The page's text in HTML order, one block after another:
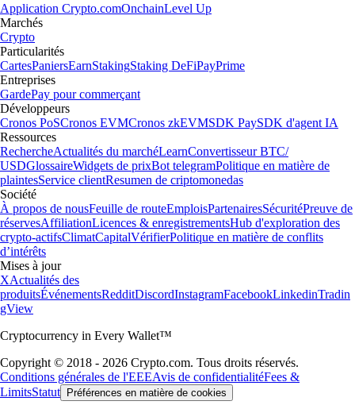
Application Crypto.comOnchainLevel Up
Marchés
Crypto
Particularités
CartesPaniersEarnStakingStaking DeFiPayPrime
Entreprises
GardePay pour commerçant
Développeurs
Cronos PoSCronos EVMCronos zkEVMSDK PaySDK d'agent IA
Ressources
RechercheActualités du marchéLearnConvertisseur BTC/
USDGlossaireWidgets de prixBot telegramPolitique en matière de
plaintesService clientResumen de criptomonedas
Société
À propos de nousFeuille de routeEmploisPartenairesSécuritéPreuve de
réservesAffiliationLicences & enregistrementsHub d'exploration des
crypto-actifsClimatCapitalVérifierPolitique en matière de conflits
d’intérêts
Mises à jour
XActualités des
produitsÉvénementsRedditDiscordInstagramFacebookLinkedinTradin
gView
Cryptocurrency in Every Wallet™
Copyright © 2018 - 2026 Crypto.com. Tous droits réservés.
Conditions générales de l'EEEAvis de confidentialitéFees &
LimitsStatut Préférences en matière de cookies